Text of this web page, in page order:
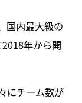
国内最大級の
年から開
にチーム数が